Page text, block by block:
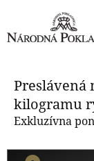
Preslávená
kilogramu
Exkluzívna